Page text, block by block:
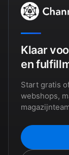
Klaar
en
Start gratis
webshops,